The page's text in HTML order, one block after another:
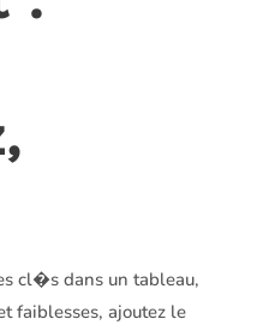
cl�s dans un tableau,
faiblesses, ajoutez le